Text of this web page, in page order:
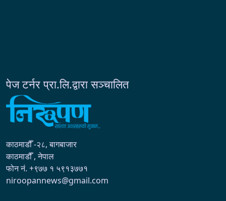
पेज टर्नर प्रा.लि.द्वारा सञ्चालित
काठमाडौँ -२८, बागबाजार
काठमाडौँ , नेपाल
फोन नं. +९७७ १ ५९१३७७१
niroopannews@gmail.com